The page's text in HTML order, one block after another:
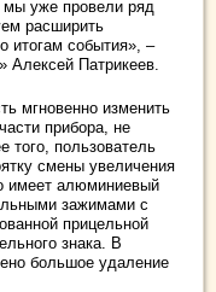
уже провели ряд
расширить
итогам события», –
Алексей Патрикеев.
мгновенно изменить
прибора, не
того, пользователь
смены увеличения
имеет алюминиевый
зажимами с
прицельной
знака. В
большое удаление